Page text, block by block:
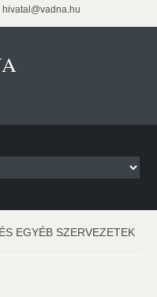
hivatal@vadna.hu
EGYÉB SZERVEZETEK